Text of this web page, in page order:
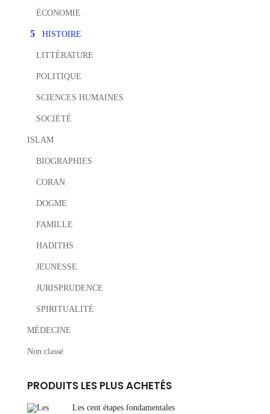
ÉCONOMIE
HISTOIRE
LITTÉRATURE
POLITIQUE
SCIENCES HUMAINES
SOCIÉTÉ
ISLAM
BIOGRAPHIES
CORAN
DOGME
FAMILLE
HADITHS
JEUNESSE
JURISPRUDENCE
SPIRITUALITÉ
MÉDECINE
Non classé
PRODUITS LES PLUS ACHETÉS
Les cent étapes fondamentales